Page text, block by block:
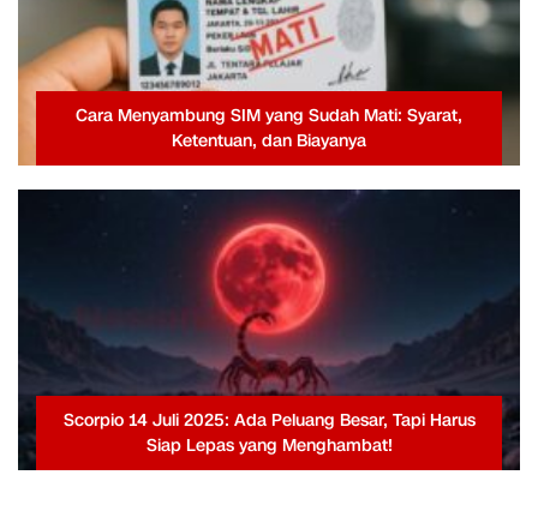
Cara Menyambung SIM yang Sudah Mati: Syarat,
Ketentuan, dan Biayanya
Scorpio 14 Juli 2025: Ada Peluang Besar, Tapi Harus
Siap Lepas yang Menghambat!